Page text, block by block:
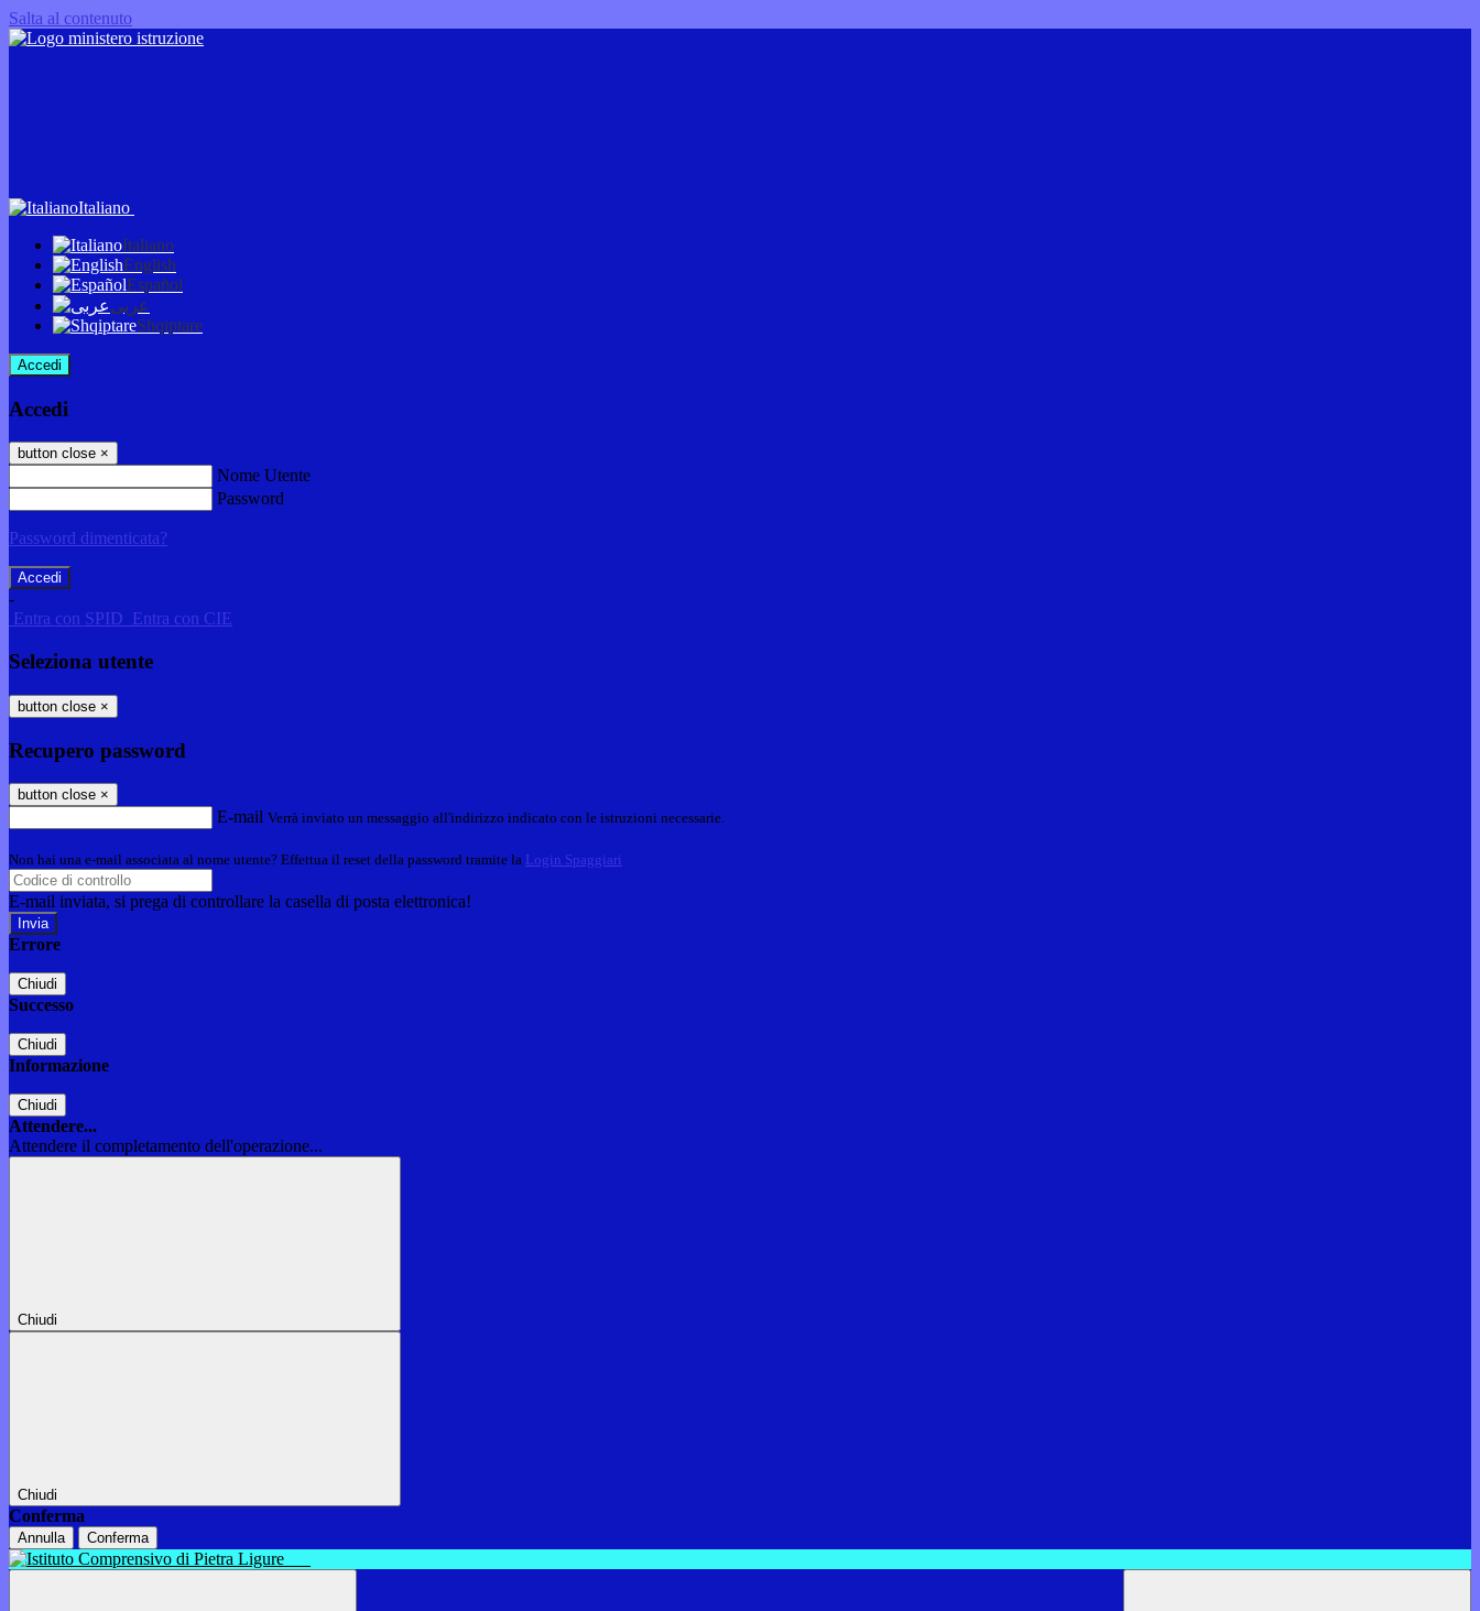
Salta al contenuto
Italiano
Italiano
English
Español
عربى
Shqiptare
Accedi
Accedi
button close ×
Nome Utente
Password
Password dimenticata?
-
Entra con SPID Entra con CIE
Seleziona utente
button close ×
Recupero password
button close ×
E-mail Verrà inviato un messaggio all'indirizzo indicato con le istruzioni necessarie.
Non hai una e-mail associata al nome utente? Effettua il reset della password tramite la Login Spaggiari
E-mail inviata, si prega di controllare la casella di posta elettronica!
Errore
Chiudi
Successo
Chiudi
Informazione
Chiudi
Attendere...
Attendere il completamento dell'operazione...
Chiudi
Chiudi
Conferma
Annulla Conferma